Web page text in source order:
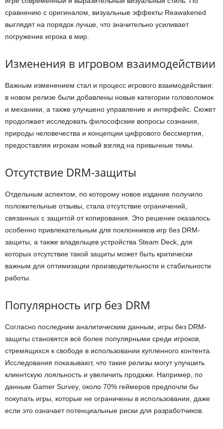
сравнению с оригиналом, визуальные эффекты Reawakened
выглядят на порядок лучше, что значительно усиливает
погружение игрока в мир.
Изменения в игровом взаимодействии
Важным изменением стал и процесс игрового взаимодействия:
в новом релизе были добавлены новые категории головоломок
и механики, а также улучшено управление и интерфейс. Сюжет
продолжает исследовать философские вопросы сознания,
природы человечества и концепции цифрового бессмертия,
предоставляя игрокам новый взгляд на привычные темы.
Отсутствие DRM-защиты
Отдельным аспектом, по которому новое издание получило
положительные отзывы, стала отсутствие ограничений,
связанных с защитой от копирования. Это решение оказалось
особенно привлекательным для поклонников игр без DRM-
защиты, а также владельцев устройства Steam Deck, для
которых отсутствие такой защиты может быть критически
важным для оптимизации производительности и стабильности
работы.
Популярность игр без DRM
Согласно последним аналитическим данным, игры без DRM-
защиты становятся всё более популярными среди игроков,
стремящихся к свободе в использовании купленного контента.
Исследования показывают, что такие релизы могут улучшить
клиентскую лояльность и увеличить продажи. Например, по
данным Gamer Survey, около 70% геймеров предпочли бы
покупать игры, которые не ограничены в использовании, даже
если это означает потенциальные риски для разработчиков.